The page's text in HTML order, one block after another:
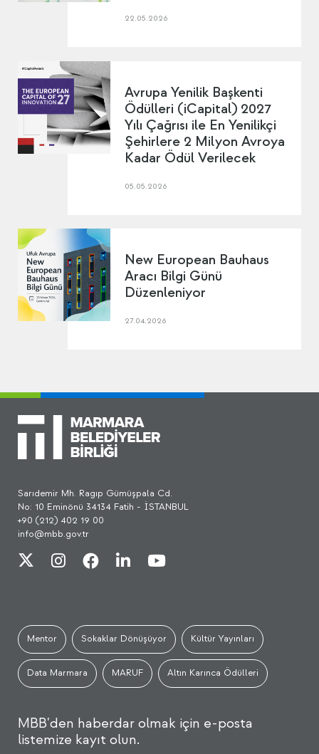
22.05.2026
Avrupa Yenilik Başkenti
Ödülleri (iCapital) 2027
Yılı Çağrısı ile En Yenilikçi
Şehirlere 2 Milyon Avroya
Kadar Ödül Verilecek
05.05.2026
New European Bauhaus
Aracı Bilgi Günü
Düzenleniyor
27.04.2026
Sarıdemir Mh. Ragıp Gümüşpala Cd.
No: 10 Eminönü 34134 Fatih - İSTANBUL
+90 (212) 402 19 00
info@mbb.gov.tr
Mentor Sokaklar Dönüşüyor Kültür Yayınları
Data Marmara MARUF Altın Karınca Ödülleri
MBB'den haberdar olmak için e-posta
listemize kayıt olun.